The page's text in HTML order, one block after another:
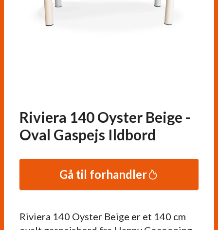
Riviera 140 Oyster Beige -
Oval Gaspejs Ildbord
Riviera 140 Oyster Beige er et 140 cm
Gå til forhandler